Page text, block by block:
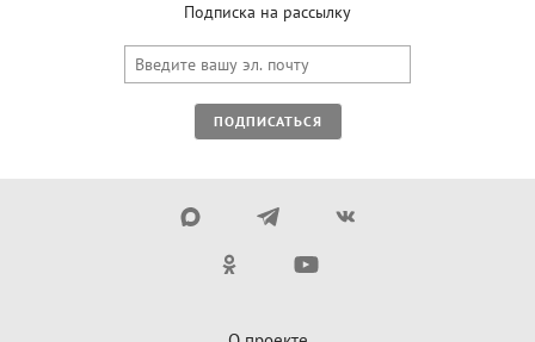
Подписка на рассылку
ПОДПИСАТЬСЯ